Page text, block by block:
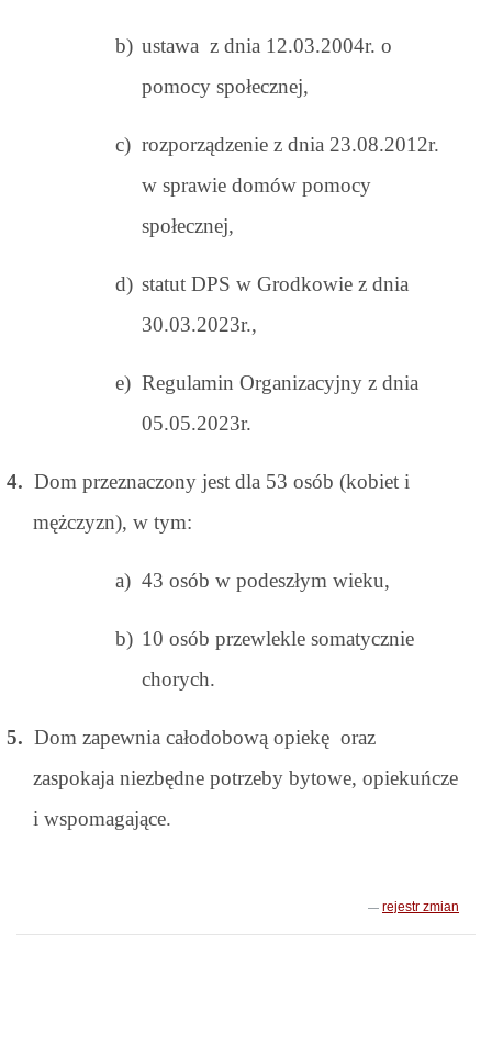
b) ustawa z dnia 12.03.2004r. o
pomocy społecznej,
c) rozporządzenie z dnia 23.08.2012r.
w sprawie domów pomocy
społecznej,
d) statut DPS w Grodkowie z dnia
30.03.2023r.,
e) Regulamin Organizacyjny z dnia
05.05.2023r.
4. Dom przeznaczony jest dla 53 osób (kobiet i
mężczyzn), w tym:
a) 43 osób w podeszłym wieku,
b) 10 osób przewlekle somatycznie
chorych.
5. Dom zapewnia całodobową opiekę oraz
zaspokaja niezbędne potrzeby bytowe, opiekuńcze
i wspomagające.
rejestr zmian